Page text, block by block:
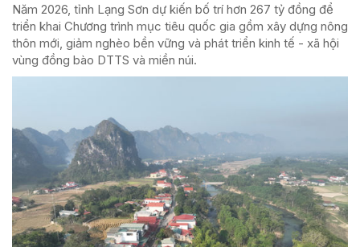
Năm 2026, tỉnh Lạng Sơn dự kiến bố trí hơn 267 tỷ đồng để
triển khai Chương trình mục tiêu quốc gia gồm xây dựng nông
thôn mới, giảm nghèo bền vững và phát triển kinh tế - xã hội
vùng đồng bào DTTS và miền núi.